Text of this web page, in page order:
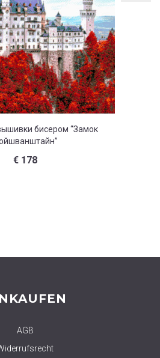
бисером “Замок
€ 178
AGB